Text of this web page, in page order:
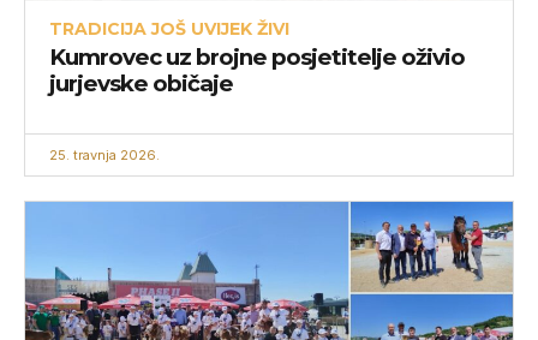
TRADICIJA JOŠ UVIJEK ŽIVI
Kumrovec uz brojne posjetitelje oživio
jurjevske običaje
25. travnja 2026.